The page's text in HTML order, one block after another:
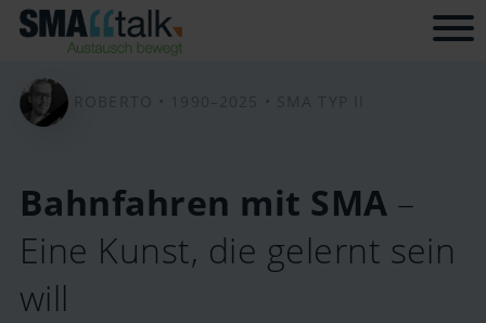
Bahnfahren mit SMA –
Eine Kunst, die gelernt sein
will